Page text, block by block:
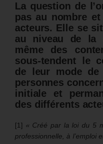
La question de
pas au nombre
acteurs. Elle se
au niveau de la
même des
sous-tendent le
de leur mode
personnes
initiale et
des différents
[1] « Créé par la loi du 5
professionnelle, à l’emploi